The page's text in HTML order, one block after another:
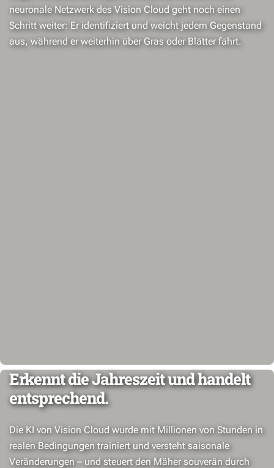
neuronale Netzwerk des Vision Cloud geht noch einen
Schritt weiter: Er identifiziert und weicht jedem Gegenstand
aus, während er weiterhin über Gras oder Blätter fährt.
Erkennt die Jahreszeit und handelt
entsprechend.
Die KI von Vision Cloud wurde mit Millionen von Stunden in
realen Bedingungen trainiert und versteht saisonale
Veränderungen – und steuert den Mäher souverän durch